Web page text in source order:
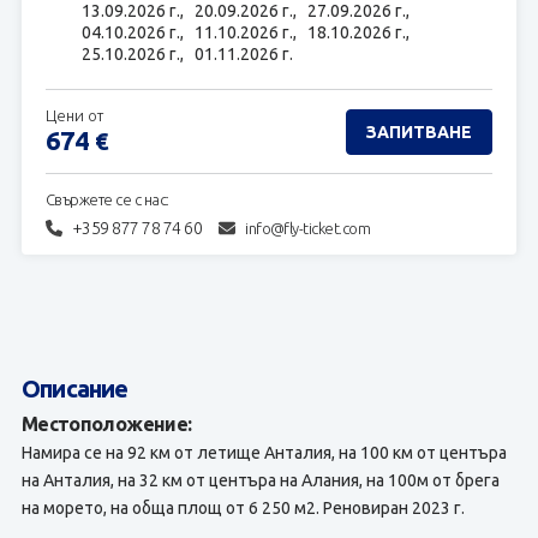
13.09.2026 г., 20.09.2026 г., 27.09.2026 г.,
04.10.2026 г., 11.10.2026 г., 18.10.2026 г.,
25.10.2026 г., 01.11.2026 г.
Свържете се с нас:
+359 877 78 74 60 info@fly-ticket.com
Цени от
674 € ЗАПИТВАНЕ
Описание
Местоположение:
Намира се на 92 км от летище Анталия, на 100 км от центъра
на Анталия, на 32 км от центъра на Алания, на 100м от брега
на морето, на обща площ от 6 250 м2. Реновиран 2023 г.